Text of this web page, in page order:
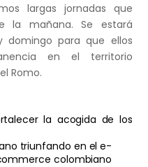
largas jornadas que
la mañana. Se estará
domingo para que ellos
en el territorio
Romo.
la acogida de los
triunfando en el e-
colombiano